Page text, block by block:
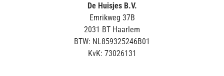
De Huisjes B.V.
Emrikweg 37B
2031 BT Haarlem
BTW: NL859325246B01
KvK: 73026131